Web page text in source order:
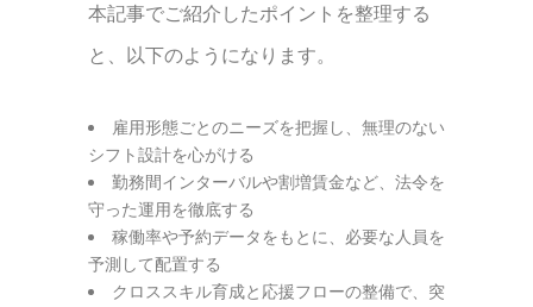
本記事でご紹介したポイントを整理する
と、以下のようになります。
雇用形態ごとのニーズを把握し、無理のない
シフト設計を心がける
勤務間インターバルや割増賃金など、法令を
守った運用を徹底する
稼働率や予約データをもとに、必要な人員を
予測して配置する
クロススキル育成と応援フローの整備で、突